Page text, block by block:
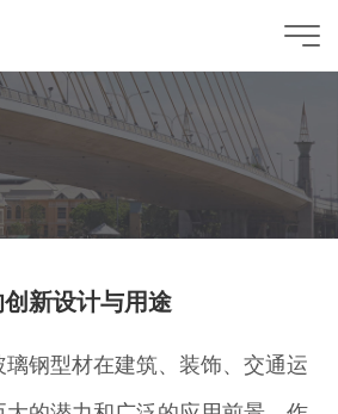
新设计与用途
钢型材在建筑、装饰、交通运